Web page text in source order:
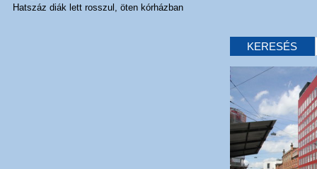
Hatszáz diák lett rosszul, öten kórházban
KERESÉS